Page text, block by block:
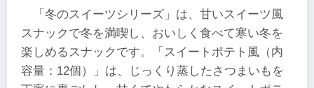
「冬のスイーツシリーズ」は、甘いスイーツ風
スナックで冬を満喫し、おいしく食べて寒い冬を
楽しめるスナックです。「スイートポテト風（内
容量：12個）」は、じっくり蒸したさつまいもを